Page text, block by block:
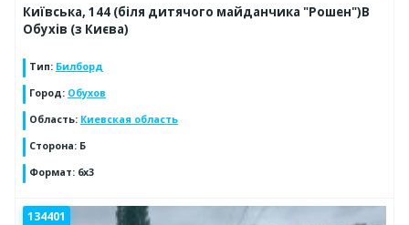
Київська, 144 (біля дитячого майданчика "Рошен")В
Обухів (з Києва)
Тип: Билборд
Город: Обухов
Область: Киевская область
Сторона: Б
Формат: 6х3
134401